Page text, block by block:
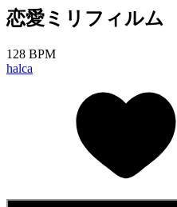
恋愛ミリフィルム
128 BPM
halca